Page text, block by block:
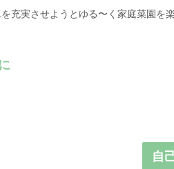
充実させようとゆる〜く家庭菜園を
自